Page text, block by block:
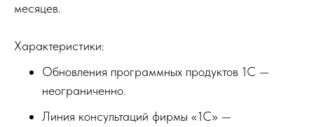
месяцев.
Характеристики:
Обновления программных продуктов 1С —
неограниченно.
Линия консультаций фирмы «1С» —